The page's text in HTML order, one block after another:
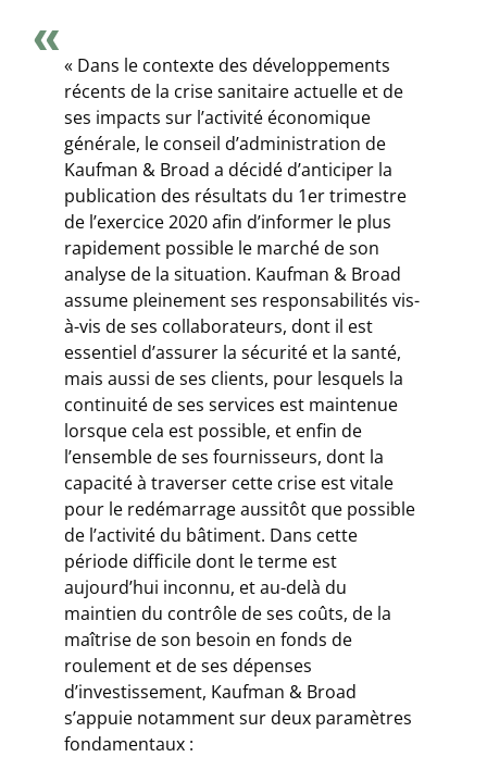
« Dans le contexte des développements
récents de la crise sanitaire actuelle et de
ses impacts sur l’activité économique
générale, le conseil d’administration de
Kaufman & Broad a décidé d’anticiper la
publication des résultats du 1er trimestre
de l’exercice 2020 afin d’informer le plus
rapidement possible le marché de son
analyse de la situation. Kaufman & Broad
assume pleinement ses responsabilités vis-
à-vis de ses collaborateurs, dont il est
essentiel d’assurer la sécurité et la santé,
mais aussi de ses clients, pour lesquels la
continuité de ses services est maintenue
lorsque cela est possible, et enfin de
l’ensemble de ses fournisseurs, dont la
capacité à traverser cette crise est vitale
pour le redémarrage aussitôt que possible
de l’activité du bâtiment. Dans cette
période difficile dont le terme est
aujourd’hui inconnu, et au-delà du
maintien du contrôle de ses coûts, de la
maîtrise de son besoin en fonds de
roulement et de ses dépenses
d’investissement, Kaufman & Broad
s’appuie notamment sur deux paramètres
fondamentaux :